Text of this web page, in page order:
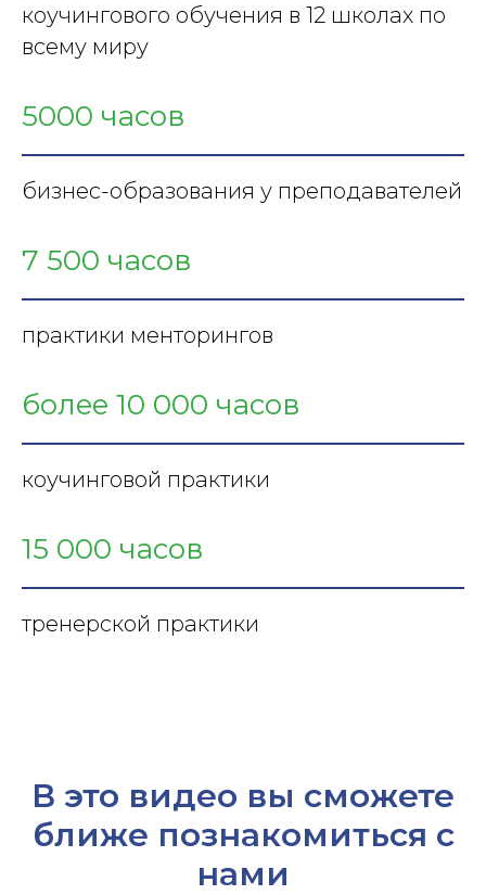
коучингового обучения в 12 школах по
всему миру
5000 часов
бизнес-образования у преподавателей
7 500 часов
практики менторингов
более 10 000 часов
коучинговой практики
15 000 часов
тренерской практики
В это видео вы сможете
ближе познакомиться с
нами